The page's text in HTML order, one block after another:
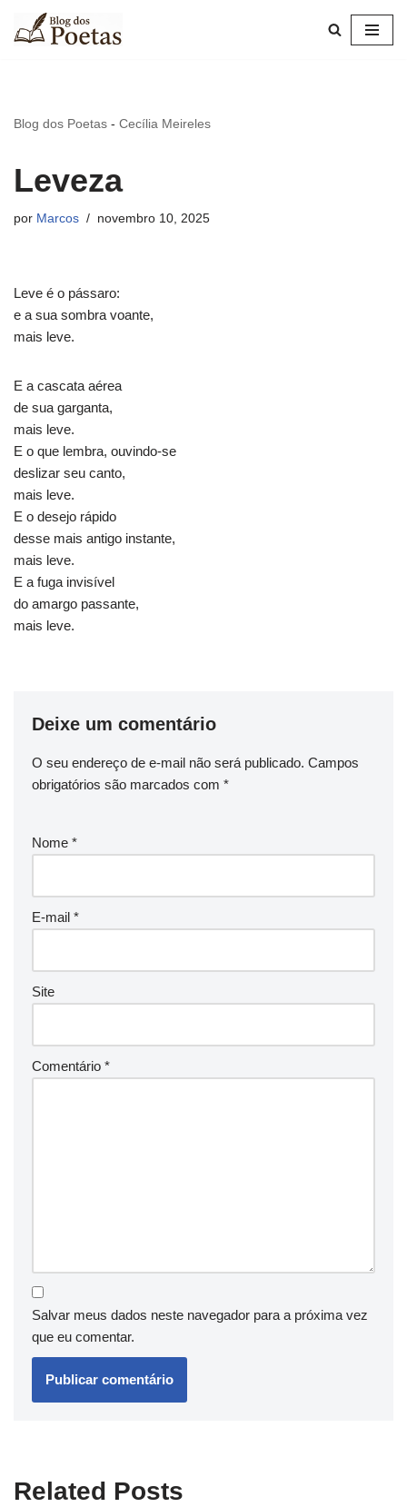
Pular
Blog dos Poetas - Cecília Meireles
Leveza
por Marcos novembro 10, 2025
Leve é o pássaro:
e a sua sombra voante,
mais leve.
E a cascata aérea
de sua garganta,
mais leve.
E o que lembra, ouvindo-se
deslizar seu canto,
mais leve.
E o desejo rápido
desse mais antigo instante,
mais leve.
E a fuga invisível
do amargo passante,
mais leve.
Deixe um comentário
O seu endereço de e-mail não será publicado. Campos
obrigatórios são marcados com *
Nome *
E-mail *
Site
Comentário *
Salvar meus dados neste navegador para a próxima vez
que eu comentar.
Related Posts